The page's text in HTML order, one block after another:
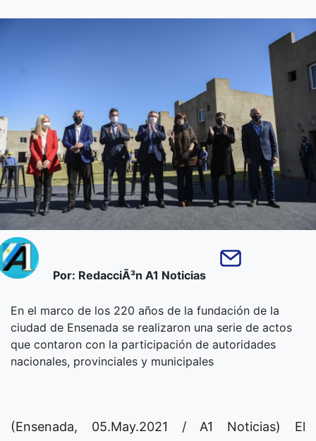
Por: RedacciÃ³n A1 Noticias
En el marco de los 220 años de la fundación de la
ciudad de Ensenada se realizaron una serie de actos
que contaron con la participación de autoridades
nacionales, provinciales y municipales
(Ensenada, 05.May.2021 / A1 Noticias) El